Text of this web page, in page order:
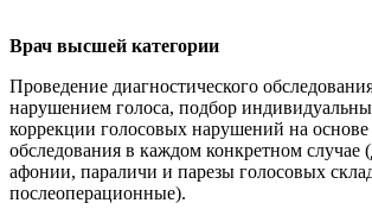
Врач высшей категории
Проведение диагностического
нарушением голоса, подбор
коррекции голосовых нарушений на
обследования в каждом конкретном случае
афонии, параличи и парезы голосовых
послеоперационные).